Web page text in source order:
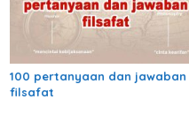
100 pertanyaan dan jawaban
filsafat